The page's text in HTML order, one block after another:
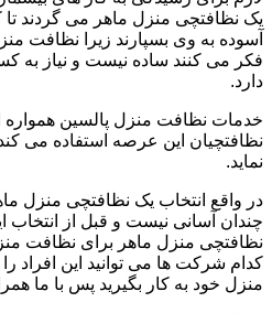
یک نظافتچی منزل ماهر می گردند تا
آسوده به وی بسپارند زیرا نظافت
فکر می کنند ساده نیست و نیاز به
دارد.
خدمات نظافت منزل پالسین همواره
نظافتچیان این عرصه استفاده می
نماید.
در واقع انتخاب یک نظافتچی منزل
چندان آسانی نیست و قبل از انتخاب
نظافتچی منزل ماهر برای نظافت
کدام شرکت ها می توانید این افراد
منزل خود به کار بگیرید پس با ما